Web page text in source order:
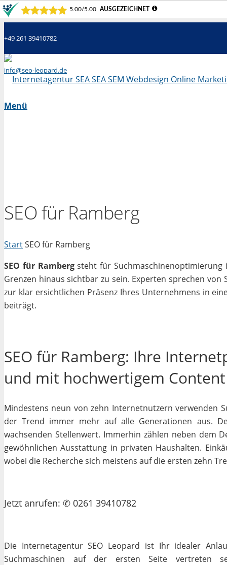
+49 261 39410782
info@seo-leopard.de
Menü
SEO für Ramberg
StartSEO für Ramberg
SEO für Rambergsteht für
Grenzen hinaus sichtbar zu sein. Experten sprechen von
zur klar ersichtlichen Präsenz Ihres Unternehmens in
beiträgt.
SEO für Ramberg: Ihre
und mit hochwertigem Content
Mindestens neun von zehn Internetnutzern verwenden
der Trend immer mehr auf alle Generationen aus.
wachsenden Stellenwert. Immerhin zählen neben dem
gewöhnlichen Ausstattung in privaten Haushalten.
wobei die Recherche sich meistens auf die ersten zehn
Jetzt anrufen: ✆ 0261 39410782
Die Internetagentur SEO Leopard ist Ihr idealer
Suchmaschinen auf der ersten Seite vertreten